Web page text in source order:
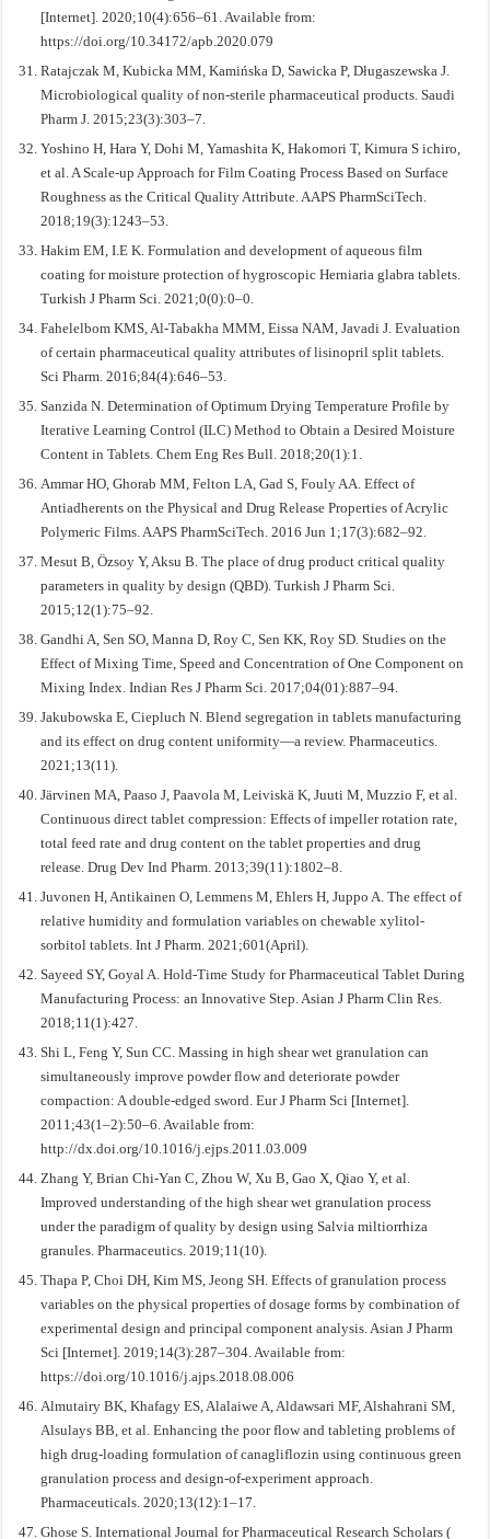
[Internet]. 2020;10(4):656–61. Available from:
https://doi.org/10.34172/apb.2020.079
Ratajczak M, Kubicka MM, Kamińska D, Sawicka P, Długaszewska J.
Microbiological quality of non-sterile pharmaceutical products. Saudi
Pharm J. 2015;23(3):303–7.
Yoshino H, Hara Y, Dohi M, Yamashita K, Hakomori T, Kimura S ichiro,
et al. A Scale-up Approach for Film Coating Process Based on Surface
Roughness as the Critical Quality Attribute. AAPS PharmSciTech.
2018;19(3):1243–53.
Hakim EM, I.E K. Formulation and development of aqueous film
coating for moisture protection of hygroscopic Herniaria glabra tablets.
Turkish J Pharm Sci. 2021;0(0):0–0.
Fahelelbom KMS, Al-Tabakha MMM, Eissa NAM, Javadi J. Evaluation
of certain pharmaceutical quality attributes of lisinopril split tablets.
Sci Pharm. 2016;84(4):646–53.
Sanzida N. Determination of Optimum Drying Temperature Profile by
Iterative Learning Control (ILC) Method to Obtain a Desired Moisture
Content in Tablets. Chem Eng Res Bull. 2018;20(1):1.
Ammar HO, Ghorab MM, Felton LA, Gad S, Fouly AA. Effect of
Antiadherents on the Physical and Drug Release Properties of Acrylic
Polymeric Films. AAPS PharmSciTech. 2016 Jun 1;17(3):682–92.
Mesut B, Özsoy Y, Aksu B. The place of drug product critical quality
parameters in quality by design (QBD). Turkish J Pharm Sci.
2015;12(1):75–92.
Gandhi A, Sen SO, Manna D, Roy C, Sen KK, Roy SD. Studies on the
Effect of Mixing Time, Speed and Concentration of One Component on
Mixing Index. Indian Res J Pharm Sci. 2017;04(01):887–94.
Jakubowska E, Ciepluch N. Blend segregation in tablets manufacturing
and its effect on drug content uniformity—a review. Pharmaceutics.
2021;13(11).
Järvinen MA, Paaso J, Paavola M, Leiviskä K, Juuti M, Muzzio F, et al.
Continuous direct tablet compression: Effects of impeller rotation rate,
total feed rate and drug content on the tablet properties and drug
release. Drug Dev Ind Pharm. 2013;39(11):1802–8.
Juvonen H, Antikainen O, Lemmens M, Ehlers H, Juppo A. The effect of
relative humidity and formulation variables on chewable xylitol-
sorbitol tablets. Int J Pharm. 2021;601(April).
Sayeed SY, Goyal A. Hold-Time Study for Pharmaceutical Tablet During
Manufacturing Process: an Innovative Step. Asian J Pharm Clin Res.
2018;11(1):427.
Shi L, Feng Y, Sun CC. Massing in high shear wet granulation can
simultaneously improve powder flow and deteriorate powder
compaction: A double-edged sword. Eur J Pharm Sci [Internet].
2011;43(1–2):50–6. Available from:
http://dx.doi.org/10.1016/j.ejps.2011.03.009
Zhang Y, Brian Chi-Yan C, Zhou W, Xu B, Gao X, Qiao Y, et al.
Improved understanding of the high shear wet granulation process
under the paradigm of quality by design using Salvia miltiorrhiza
granules. Pharmaceutics. 2019;11(10).
Thapa P, Choi DH, Kim MS, Jeong SH. Effects of granulation process
variables on the physical properties of dosage forms by combination of
experimental design and principal component analysis. Asian J Pharm
Sci [Internet]. 2019;14(3):287–304. Available from:
https://doi.org/10.1016/j.ajps.2018.08.006
Almutairy BK, Khafagy ES, Alalaiwe A, Aldawsari MF, Alshahrani SM,
Alsulays BB, et al. Enhancing the poor flow and tableting problems of
high drug-loading formulation of canagliflozin using continuous green
granulation process and design-of-experiment approach.
Pharmaceuticals. 2020;13(12):1–17.
Ghose S. International Journal for Pharmaceutical Research Scholars (